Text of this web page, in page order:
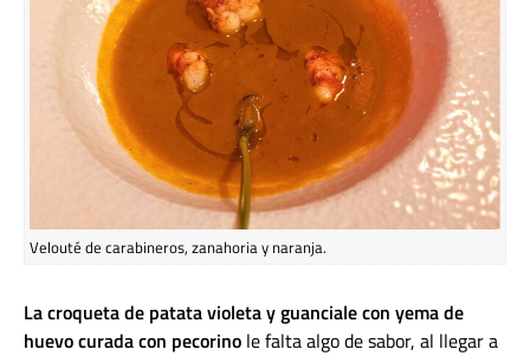
Velouté de carabineros, zanahoria y naranja.
La croqueta de patata violeta y guanciale con yema de
huevo curada con pecorino le falta algo de sabor, al llegar a